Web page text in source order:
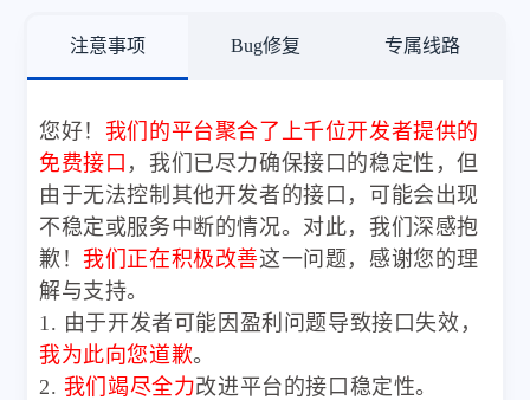
注意事项 Bug修复 专属线路
您好！ 我们的平台聚合了上千位开发者提供的
免费接口 ，我们已尽力确保接口的稳定性，但
由于无法控制其他开发者的接口，可能会出现
不稳定或服务中断的情况。对此，我们深感抱
歉！ 我们正在积极改善这一问题，感谢您的理
解与支持。
1. 由于开发者可能因盈利问题导致接口失效，
我为此向您道歉。
2. 我们竭尽全力改进平台的接口稳定性。